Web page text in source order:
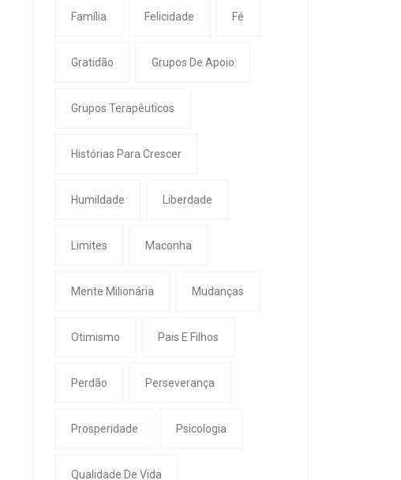
Família Felicidade Fé
Gratidão Grupos De Apoio
Grupos Terapêuticos
Histórias Para Crescer
Humildade Liberdade
Limites Maconha
Mente Milionária Mudanças
Otimismo Pais E Filhos
Perdão Perseverança
Prosperidade Psicologia
Qualidade De Vida